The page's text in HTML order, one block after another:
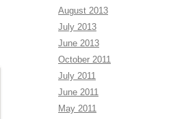
August 2013
July 2013
June 2013
October 2011
July 2011
June 2011
May 2011